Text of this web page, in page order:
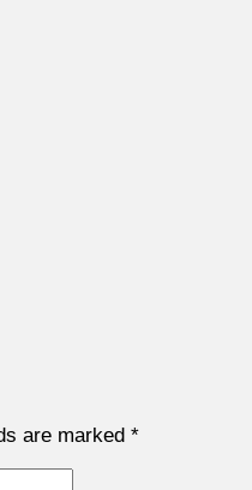
are marked *